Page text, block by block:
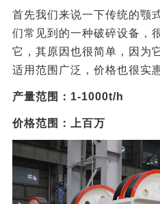
首先我们来说一下传统的颚
们常见到的一种破碎设备，
它，其原因也很简单，因为
适用范围广泛，价格也很实惠
产量范围：1-1000t/h
价格范围：上百万